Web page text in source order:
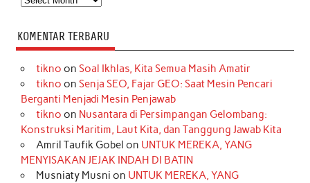
KOMENTAR TERBARU
tikno on Soal Ikhlas, Kita Semua Masih Amatir
tikno on Senja SEO, Fajar GEO: Saat Mesin Pencari
Berganti Menjadi Mesin Penjawab
tikno on Nusantara di Persimpangan Gelombang:
Konstruksi Maritim, Laut Kita, dan Tanggung Jawab Kita
Amril Taufik Gobel on UNTUK MEREKA, YANG
MENYISAKAN JEJAK INDAH DI BATIN
Musniaty Musni on UNTUK MEREKA, YANG